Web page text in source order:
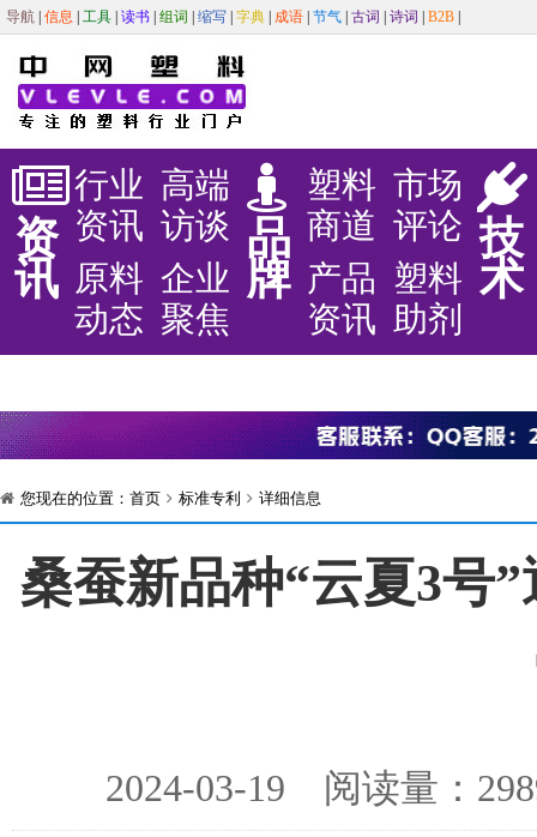
导航 信息 工具 读书 组词 缩写 字典 成语 节气 古词 诗词 B2B
资
讯
行业
资讯
高端
访谈
原料
动态
企业
聚焦
品
牌
塑料
商道
市场
评论
产品
资讯
塑料
助剂
技
术
您现在的位置： 首页 标准专利 详细信息
桑蚕新品种“云夏3号
2024-03-19 阅读量：